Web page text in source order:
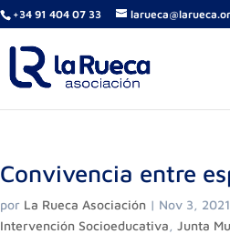
+34 91 404 07 33
Convivencia entre
por La Rueca Asociación | Nov 3, 2021
Intervención Socioeducativa ,Junta